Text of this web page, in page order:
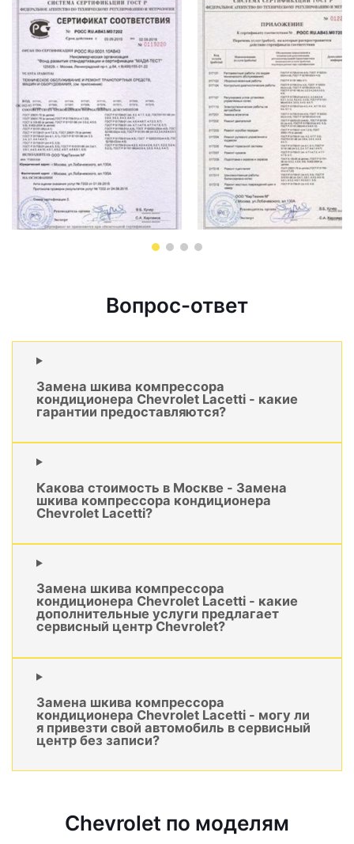
Вопрос-ответ
Замена шкива компрессора
кондиционера Chevrolet Lacetti - какие
гарантии предоставляются?
Какова стоимость в Москве - Замена
шкива компрессора кондиционера
Chevrolet Lacetti?
Замена шкива компрессора
кондиционера Chevrolet Lacetti - какие
дополнительные услуги предлагает
сервисный центр Chevrolet?
Замена шкива компрессора
кондиционера Chevrolet Lacetti - могу ли
я привезти свой автомобиль в сервисный
центр без записи?
Chevrolet по моделям